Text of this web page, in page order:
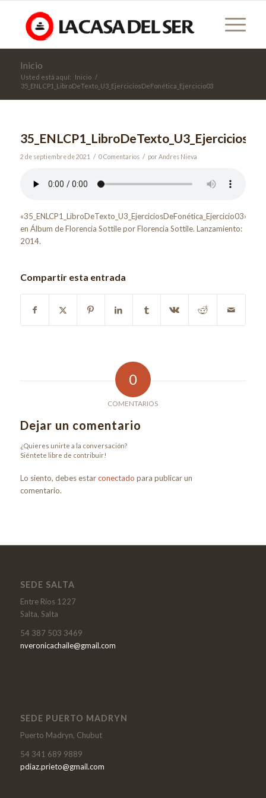
Inicio
Usted está aquí: Inicio /
35_ENLCP1_LibroDeTexto_U3_EjerciciosDeFonética_Ejercicio03
2 de septiembre de 2021 / 0 Comentarios / por Andres Nieva
«35_ENLCP1_LibroDeTexto_U3_EjerciciosDeFonética_Ejercicio03»
en Álbum de Florencia Sottile por Florencia Sottile. Lanzamiento:
2014.
Compartir esta entrada
0
COMENTARIOS
Dejar un comentario
¿Quieres unirte a la conversación?
Siéntete libre de contribuir!
Lo siento, debes estarconectado para publicar un
comentario.
SEDE SALTA
Entre Ríos 1227
Salta, Salta
54 387 503 3469
nveronicachaile@gmail.com
SEDE PUERTO MADRYN
Puerto Madryn, Chubut
54 341 689 9889
pdiaz.prieto@gmail.com